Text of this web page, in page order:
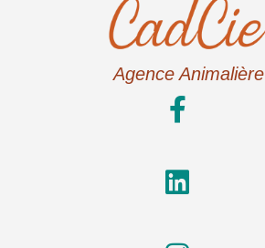
Agence Animalière